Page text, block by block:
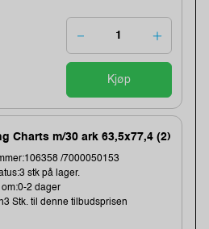
Kjøp
Charts m/30 ark 63,5x77,4 (2)
/7000050153
stk på lager.
2 dager
Stk. til denne tilbudsprisen